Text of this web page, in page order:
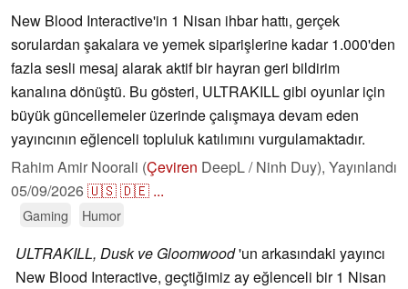
New Blood Interactive'in 1 Nisan ihbar hattı, gerçek
sorulardan şakalara ve yemek siparişlerine kadar 1.000'den
fazla sesli mesaj alarak aktif bir hayran geri bildirim
kanalına dönüştü. Bu gösteri, ULTRAKILL gibi oyunlar için
büyük güncellemeler üzerinde çalışmaya devam eden
yayıncının eğlenceli topluluk katılımını vurgulamaktadır.
Rahim Amir Noorali (Çeviren DeepL / Ninh Duy), Yayınlandı
05/09/2026🇺🇸🇩🇪 ...
Gaming Humor
ULTRAKILL, Dusk ve Gloomwood'un arkasındaki yayıncı
New Blood Interactive, geçtiğimiz ay eğlenceli bir 1 Nisan